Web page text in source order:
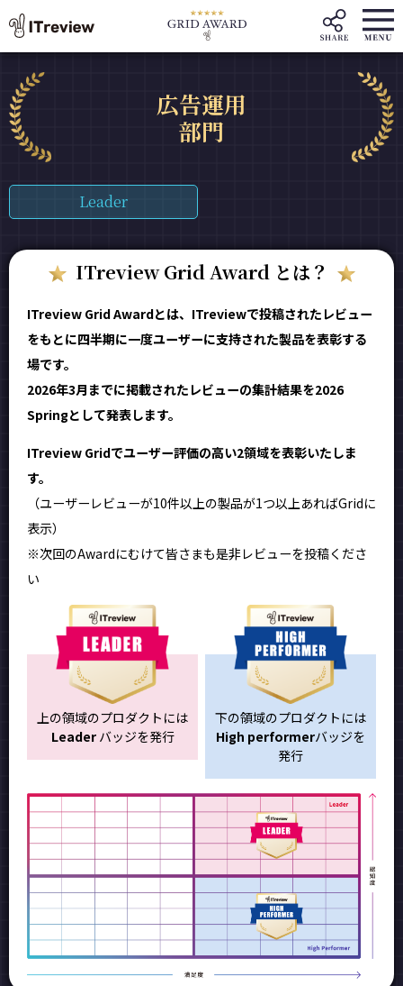
広告運用
部門
Leader
ITreview Grid Award とは？
ITreview Grid Awardとは、ITreviewで投稿されたレビュー
をもとに四半期に一度ユーザーに支持された製品を表彰する
場です。
2026年3月までに掲載されたレビューの集計結果を2026
Springとして発表します。
ITreview Gridでユーザー評価の高い2領域を表彰いたしま
す。
（ユーザーレビューが10件以上の製品が1つ以上あればGridに
表示）
※次回のAwardにむけて皆さまも是非レビューを投稿くださ
い
上の領域のプロダクトには
Leaderバッジを発行
下の領域のプロダクトには
High performerバッジを
発行